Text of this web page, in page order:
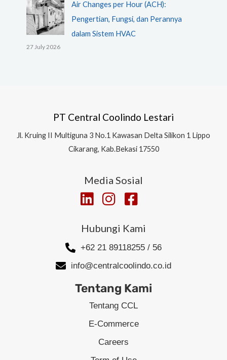
Air Changes per Hour (ACH):
Pengertian, Fungsi, dan Perannya
dalam Sistem HVAC
27 July 2026
PT Central Coolindo Lestari
Jl. Kruing II Multiguna 3 No.1 Kawasan Delta Silikon 1 Lippo
Cikarang, Kab.Bekasi 17550
Media Sosial
Hubungi Kami
+62 21 89118255 / 56
info@centralcoolindo.co.id
Tentang Kami
Tentang CCL
E-Commerce
Careers